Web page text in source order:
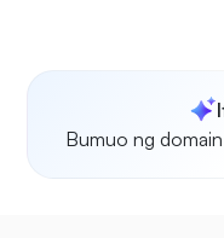
Bumuo ng